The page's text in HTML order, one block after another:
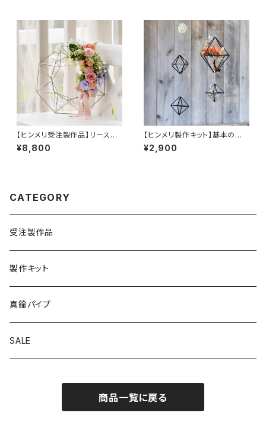
【ヒンメリ受注製作品】リース
（M）ステンレス製
¥8,800
【ヒンメリ製作キット】基本の正
八面体セット 黒アルマイト製
¥2,900
CATEGORY
受注製作品
製作キット
真鍮パイプ
SALE
商品一覧に戻る